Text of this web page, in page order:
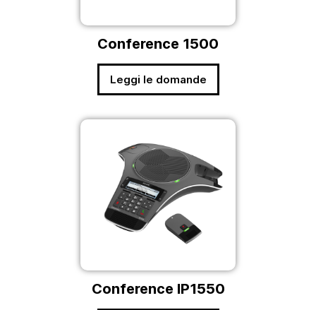
Conference 1500
Leggi le domande
Conference IP1550